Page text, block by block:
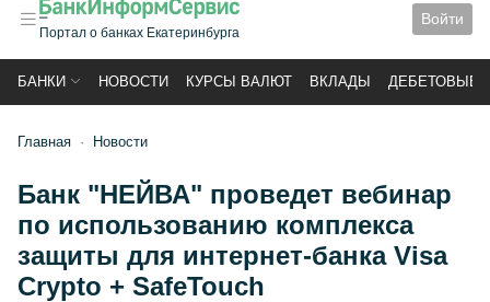
Портал о банках Екатеринбурга
Войти
БАНКИ НОВОСТИ КУРСЫ ВАЛЮТ ВКЛАДЫ ДЕБЕТОВЫЕ
Главная Новости
Банк "НЕЙВА" проведет вебинар
по использованию комплекса
защиты для интернет-банка Visa
Crypto + SafeTouch